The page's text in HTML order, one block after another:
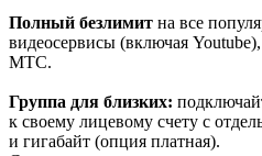
Полный безлимит на все
видеосервисы (включая
МТС.
Группа для близких:
к своему лицевому счету с
и гигабайт (опция платная).